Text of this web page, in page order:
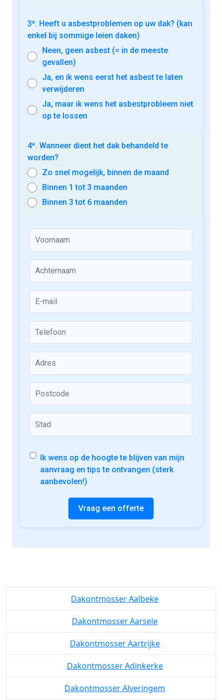
3*. Heeft u asbestproblemen op uw dak? (kan
enkel bij sommige leien daken)
Neen, geen asbest (= in de meeste
gevallen)
Ja, en ik wens eerst het asbest te laten
verwijderen
Ja, maar ik wens het asbestprobleem niet
op te lossen
4*. Wanneer dient het dak behandeld te
worden?
Zo snel mogelijk, binnen de maand
Binnen 1 tot 3 maanden
Binnen 3 tot 6 maanden
Ik wens op de hoogte te blijven van mijn
aanvraag en tips te ontvangen (sterk
aanbevolen!)
Vraag een offerte
Dakontmosser Aalbeke
Dakontmosser Aarsele
Dakontmosser Aartrijke
Dakontmosser Adinkerke
Dakontmosser Alveringem